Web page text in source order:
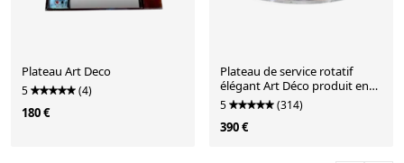
Plateau Art Deco
5 (4)
180 €
Plateau de service rotatif
élégant Art Déco produit en
Tchécoslovaquie dans les
années 1940.
5 (314)
390 €